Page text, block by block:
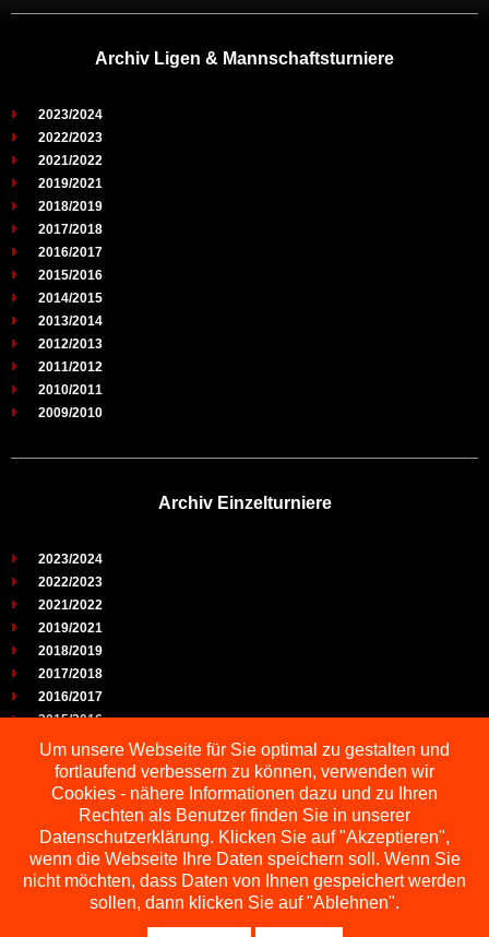
Archiv Ligen & Mannschaftsturniere
2023/2024
2022/2023
2021/2022
2019/2021
2018/2019
2017/2018
2016/2017
2015/2016
2014/2015
2013/2014
2012/2013
2011/2012
2010/2011
2009/2010
Archiv Einzelturniere
2023/2024
2022/2023
2021/2022
2019/2021
2018/2019
2017/2018
2016/2017
2015/2016
2014/2015
2013/2014
2012/2013
2011/2012
2010/2011
2009/2010
Um unsere Webseite für Sie optimal zu gestalten und
fortlaufend verbessern zu können, verwenden wir
Cookies - nähere Informationen dazu und zu Ihren
Rechten als Benutzer finden Sie in unserer
Datenschutzerklärung. Klicken Sie auf "Akzeptieren",
wenn die Webseite Ihre Daten speichern soll. Wenn Sie
nicht möchten, dass Daten von Ihnen gespeichert werden
sollen, dann klicken Sie auf "Ablehnen".